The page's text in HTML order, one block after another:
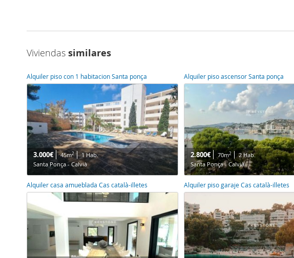
Viviendas similares
Alquiler piso con 1 habitacion Santa ponça
3.000€ 45m2
1 Hab.
Santa Ponça - Calvià
Alquiler piso ascensor Santa ponça
2.800€ 70m2
2 Hab.
Santa Ponça - Calvià
Alquiler casa amueblada Cas català-illetes Alquiler piso garaje Cas català-illetes